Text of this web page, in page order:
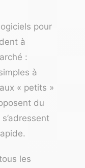
pour
à
:
à
« petits »
du
les